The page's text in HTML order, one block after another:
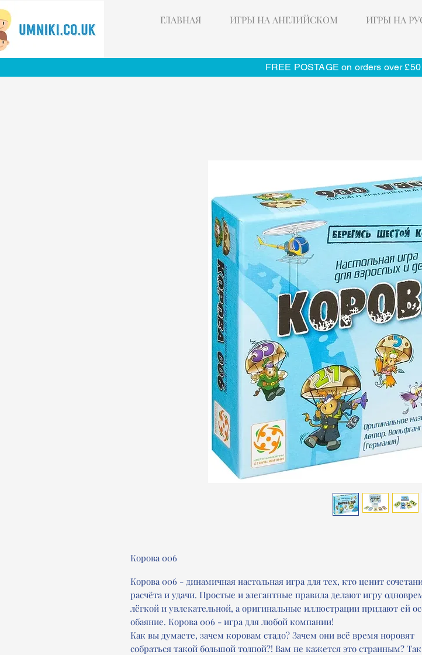
ГЛАВНАЯ ИГРЫ НА АНГЛИЙСКОМ ИГРЫ НА
FREE POSTAGE on orders over
Корова 006
Корова 006 - динамичная настольная игра для тех, кто ценит
расчёта и удачи. Простые и элегантные правила делают игру
лёгкой и увлекательной, а оригинальные иллюстрации придают ей
обаяние. Корова 006 - игра для любой компании!
Как вы думаете, зачем коровам стадо? Зачем они всё время норовят
собраться такой большой толпой?! Вам не кажется это странным?